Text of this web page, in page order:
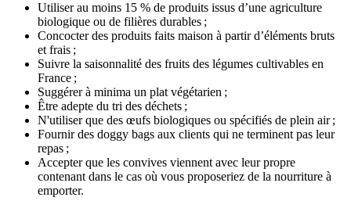
Utiliser au moins 15 % de produits issus d’une agriculture
biologique ou de filières durables ;
Concocter des produits faits maison à partir d’éléments bruts
et frais ;
Suivre la saisonnalité des fruits des légumes cultivables en
France ;
Suggérer à minima un plat végétarien ;
Être adepte du tri des déchets ;
N'utiliser que des œufs biologiques ou spécifiés de plein air ;
Fournir des doggy bags aux clients qui ne terminent pas leur
repas ;
Accepter que les convives viennent avec leur propre
contenant dans le cas où vous proposeriez de la nourriture à
emporter.